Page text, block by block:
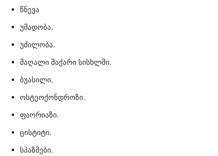
წნევა
უმადობა.
უძილობა.
მაღალი შაქარი სისხლში.
ბუასილი.
ოსტეოქონდროზი.
ფაორიაზი.
ცისტიტი.
სპაზმები.